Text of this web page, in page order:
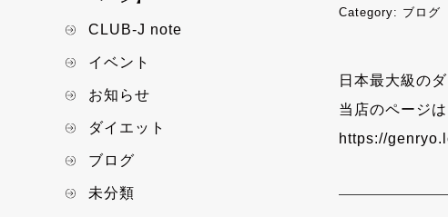
Category: ブログ
日本最大級の
当店のページ
https://
CLUB-J note
イベント
お知らせ
ダイエット
ブログ
未分類